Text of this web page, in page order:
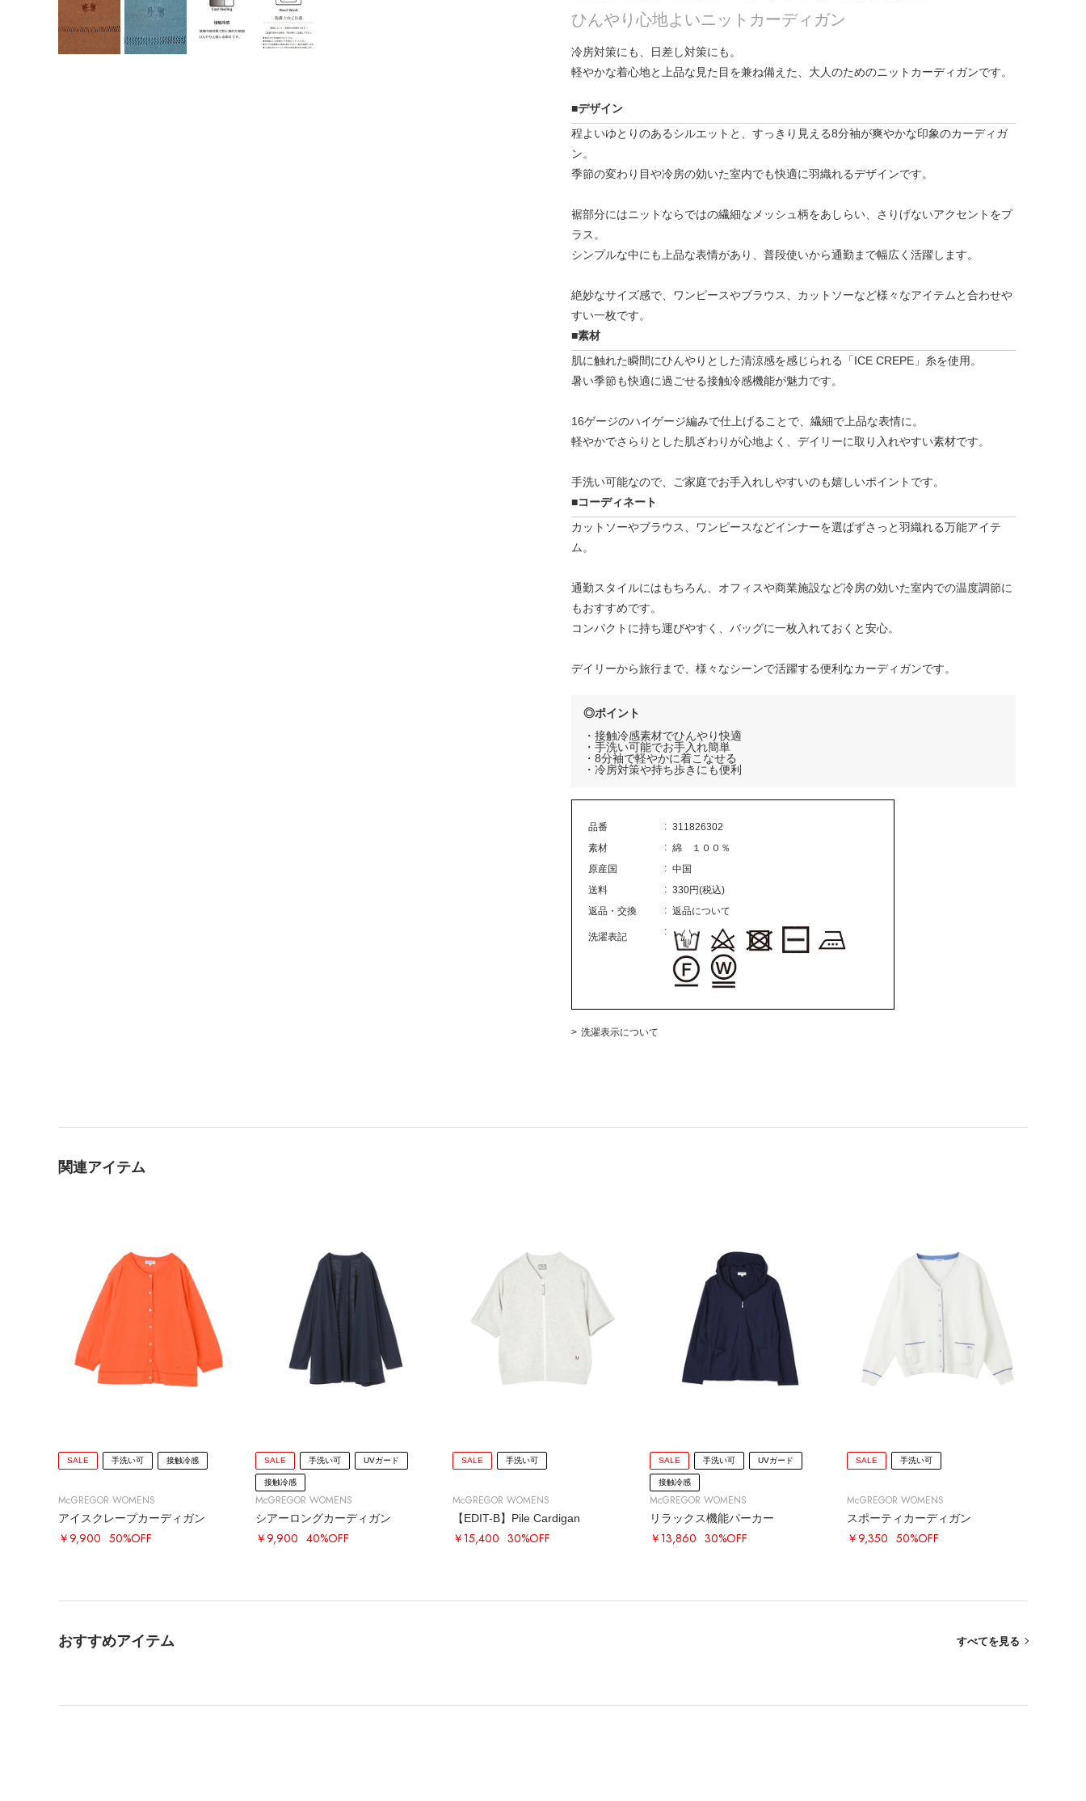
ひんやり心地よいニットカーディガン
冷房対策にも、日差し対策にも。
軽やかな着心地と上品な見た目を兼ね備えた、大人のためのニットカーディガンです。
■デザイン
程よいゆとりのあるシルエットと、すっきり見える8分袖が爽やかな印象のカーディガ
ン。
季節の変わり目や冷房の効いた室内でも快適に羽織れるデザインです。
裾部分にはニットならではの繊細なメッシュ柄をあしらい、さりげないアクセントをプ
ラス。
シンプルな中にも上品な表情があり、普段使いから通勤まで幅広く活躍します。
絶妙なサイズ感で、ワンピースやブラウス、カットソーなど様々なアイテムと合わせや
すい一枚です。
■素材
肌に触れた瞬間にひんやりとした清涼感を感じられる「ICE CREPE」糸を使用。
暑い季節も快適に過ごせる接触冷感機能が魅力です。
16ゲージのハイゲージ編みで仕上げることで、繊細で上品な表情に。
軽やかでさらりとした肌ざわりが心地よく、デイリーに取り入れやすい素材です。
手洗い可能なので、ご家庭でお手入れしやすいのも嬉しいポイントです。
■コーディネート
カットソーやブラウス、ワンピースなどインナーを選ばずさっと羽織れる万能アイテ
ム。
通勤スタイルにはもちろん、オフィスや商業施設など冷房の効いた室内での温度調節に
もおすすめです。
コンパクトに持ち運びやすく、バッグに一枚入れておくと安心。
デイリーから旅行まで、様々なシーンで活躍する便利なカーディガンです。
◎ポイント
・接触冷感素材でひんやり快適
・手洗い可能でお手入れ簡単
・8分袖で軽やかに着こなせる
・冷房対策や持ち歩きにも便利
品番
311826302
素材
綿 １００％
原産国
中国
送料
330円(税込)
返品・交換
返品について
洗濯表記
洗濯表示について
関連アイテム
SALE 手洗い可 接触冷感
McGREGOR WOMENS
アイスクレープカーディガン
￥9,900 50%OFF
SALE 手洗い可 UVガード
接触冷感
McGREGOR WOMENS
シアーロングカーディガン
￥9,900 40%OFF
SALE 手洗い可
McGREGOR WOMENS
【EDIT-B】Pile Cardigan
￥15,400 30%OFF
SALE 手洗い可 UVガード
接触冷感
McGREGOR WOMENS
リラックス機能パーカー
￥13,860 30%OFF
SALE 手洗い可
McGREGOR WOMENS
スポーティカーディガン
￥9,350 50%OFF
おすすめアイテム すべてを見る